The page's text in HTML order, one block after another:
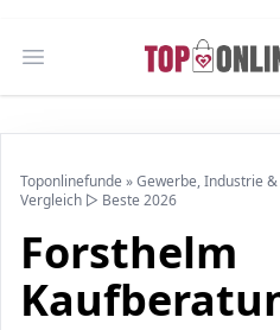
Open main menu
Toponlinefunde »Gewerbe, Industrie
Vergleich ▷ Beste 2026
Forsthelm